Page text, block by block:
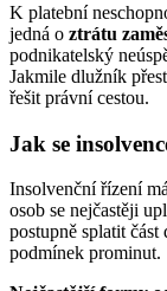
K platební
jedná o ztrátu
podnikatelský
Jakmile dlužník
řešit právní cestou.
Jak se
Insolvenční řízení
osob se nejčastěji
postupně splatit
podmínek prominut.